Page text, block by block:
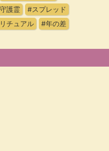
護霊
#スプレッド
チュアル
#年の差